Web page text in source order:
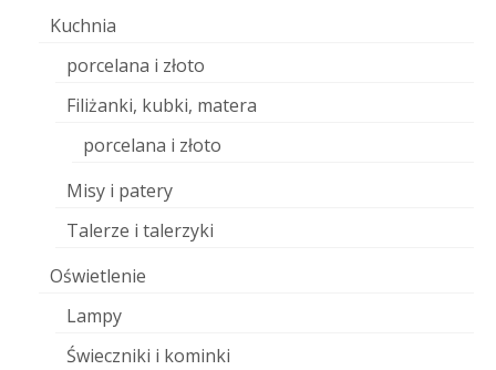
Kuchnia
porcelana i złoto
Filiżanki, kubki, matera
porcelana i złoto
Misy i patery
Talerze i talerzyki
Oświetlenie
Lampy
Świeczniki i kominki